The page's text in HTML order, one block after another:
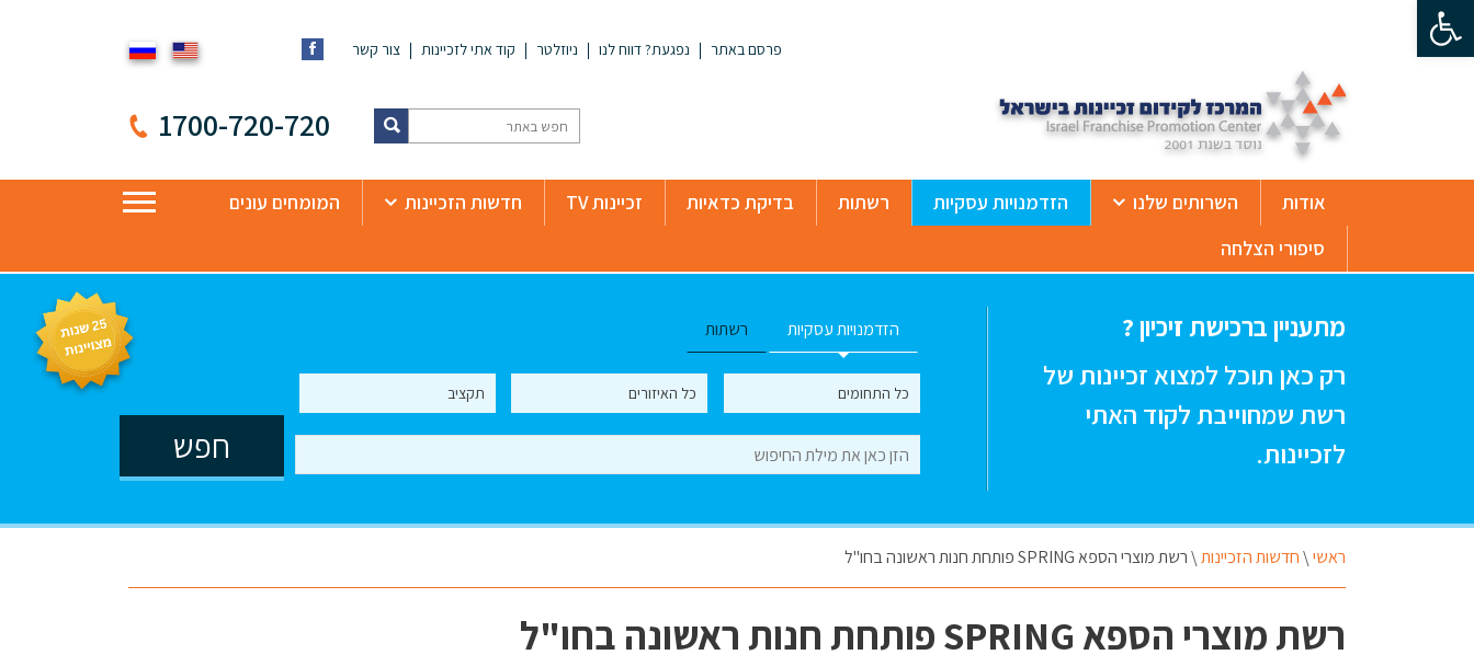
פתח סרגל נגישות
פרסם באתר נפגעת? דווח לנו ניוזלטר קוד אתי לזכיינות צור קשר
1700-720-720
אודות השרותים שלנו הזדמנויות עסקיות רשתות בדיקת כדאיות זכיינות TV חדשות הזכיינות
המומחים עונים
סיפורי הצלחה
מתעניין ברכישת זיכיון ?
רק כאן תוכל למצוא זכיינות של
רשת שמחוייבת לקוד האתי
לזכיינות.
הזדמנויות עסקיות רשתות
ראשי\חדשות הזכיינות\רשת מוצרי הספא SPRING פותחת חנות ראשונה בחו"ל
רשת מוצרי הספא SPRING פותחת חנות ראשונה בחו"ל